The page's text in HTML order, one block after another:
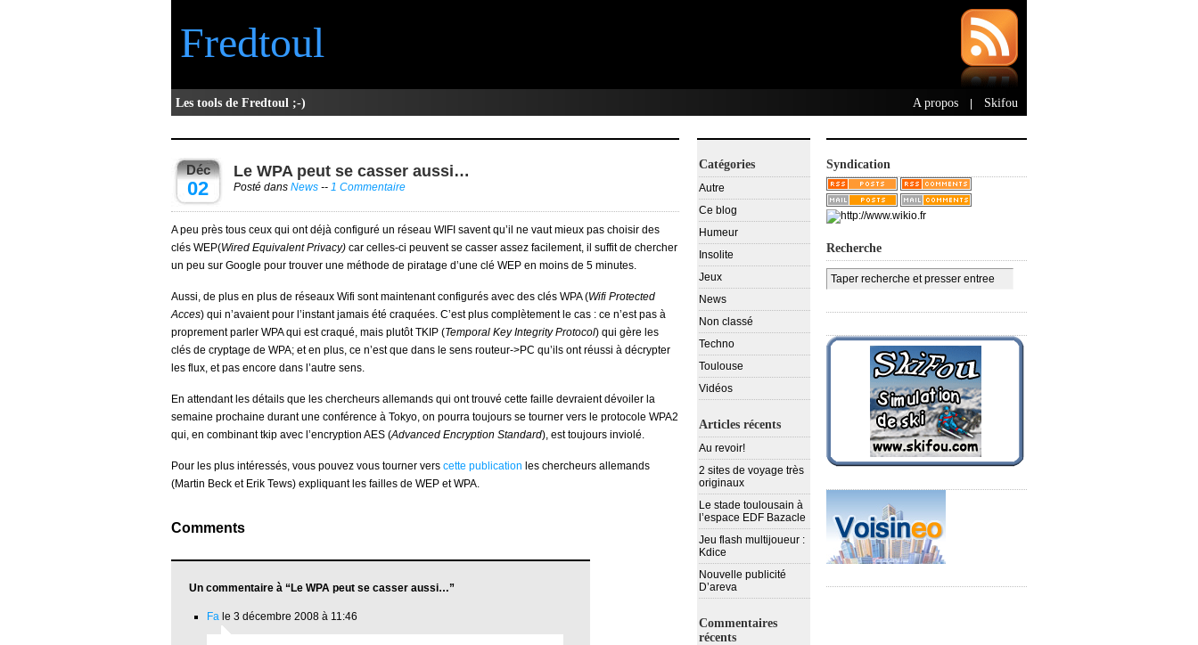
Fredtoul
Les tools de Fredtoul ;-) A propos Skifou
Déc
02
Le WPA peut se casser aussi…
Posté dans News -- 1 Commentaire
A peu près tous ceux qui ont déjà configuré un réseau WIFI savent qu’il ne vaut mieux pas choisir des
clés WEP(Wired Equivalent Privacy) car celles-ci peuvent se casser assez facilement, il suffit de chercher
un peu sur Google pour trouver une méthode de piratage d’une clé WEP en moins de 5 minutes.
Aussi, de plus en plus de réseaux Wifi sont maintenant configurés avec des clés WPA (Wifi Protected
Acces) qui n’avaient pour l’instant jamais été craquées. C’est plus complètement le cas : ce n’est pas à
proprement parler WPA qui est craqué, mais plutôt TKIP (Temporal Key Integrity Protocol) qui gère les
clés de cryptage de WPA; et en plus, ce n’est que dans le sens routeur->PC qu’ils ont réussi à décrypter
les flux, et pas encore dans l’autre sens.
En attendant les détails que les chercheurs allemands qui ont trouvé cette faille devraient dévoiler la
semaine prochaine durant une conférence à Tokyo, on pourra toujours se tourner vers le protocole WPA2
qui, en combinant tkip avec l’encryption AES (Advanced Encryption Standard), est toujours inviolé.
Pour les plus intéressés, vous pouvez vous tourner vers cette publication les chercheurs allemands
(Martin Beck et Erik Tews) expliquant les failles de WEP et WPA.
Comments
Un commentaire à “Le WPA peut se casser aussi…”
Fa le 3 décembre 2008 à 11:46
Catégories
Autre
Ce blog
Humeur
Insolite
Jeux
News
Non classé
Techno
Toulouse
Vidéos
Articles récents
Au revoir!
2 sites de voyage très
originaux
Le stade toulousain à
l’espace EDF Bazacle
Jeu flash multijoueur :
Kdice
Nouvelle publicité
D’areva
Commentaires
récents
Syndication
Recherche